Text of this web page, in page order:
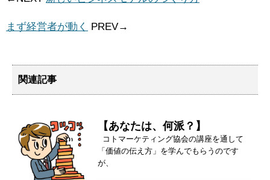
まず経営者が動く PREV→
関連記事
【あなたは、何派？】
「価値の伝え方」を学んでもらうのです
が、